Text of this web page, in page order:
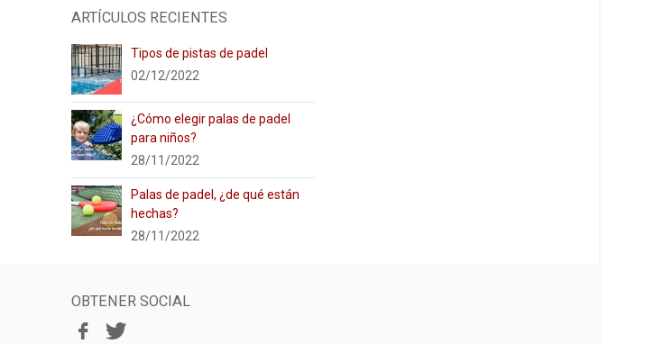
ARTÍCULOS RECIENTES
Tipos de pistas de padel
02/12/2022
¿Cómo elegir palas de padel
para niños?
28/11/2022
Palas de padel, ¿de qué están
hechas?
28/11/2022
OBTENER SOCIAL